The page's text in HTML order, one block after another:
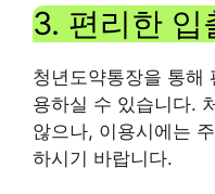
3. 편리한 입
청년도약통장을 통해
용하실 수 있습니다.
않으나, 이용시에는
하시기 바랍니다.